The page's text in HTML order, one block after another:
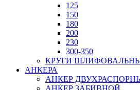
125
150
180
200
230
300-350
КРУГИ
АНКЕРА
АНКЕР
АНКЕР ЗАБИВНОЙ